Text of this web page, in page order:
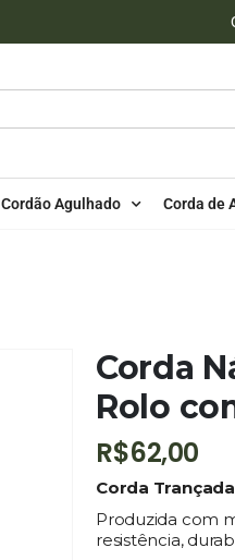
Cordão Agulhado Corda de
Corda
Rolo
R$62,00
Corda
Produzida com
resistência,